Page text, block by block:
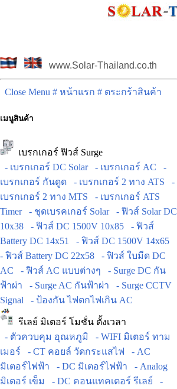
www.Solar-Thailand.co.th
Close Menu # หน้าแรก # ตระกร้าสินค้า
เมนูสินค้า
เบรกเกอร์ ฟิวส์ Surge
- เบรกเกอร์ DC Solar
- เบรกเกอร์ AC
-
เบรกเกอร์ กันดูด
- เบรกเกอร์ 2 ทาง ATS
-
เบรกเกอร์ 2 ทาง MTS
- เบรกเกอร์ ATS
Timer
- ชุดเบรคเกอร์ Solar
- ฟิวส์ Solar DC
10x38
- ฟิวส์ DC 1500V 10x85
- ฟิวส์
Battery DC 14x51
- ฟิวส์ DC 1500V 14x65
- ฟิวส์ Battery DC 22x58
- ฟิวส์ ใบมีด DC
AC
- ฟิวส์ AC แบบต่างๆ
- Surge DC กัน
ฟ้าผ่า
- Surge AC กันฟ้าผ่า
- Surge CCTV
Signal
- ป้องกัน ไฟตกไฟเกิน AC
รีเลย์ มิเตอร์ โมชั่น ตั้งเวลา
- ตัวควบคุม อุณหภูมิ
- WIFI มิเตอร์ ทาม
เมอร์
- CT คอยล์ วัดกระแสไฟ
- AC
มิเตอร์ไฟฟ้า
- DC มิเตอร์ไฟฟ้า
- Analog
มิเตอร์ เข็ม
- DC คอนแทคเตอร์ รีเลย์
-